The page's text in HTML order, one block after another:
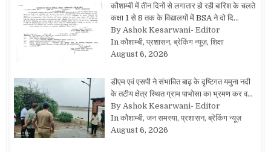
कौशाम्बी में तीन दिनों से लगातार हो रही बारिश के चलते
कक्षा 1 से 8 तक के विद्यालयों में BSA ने दो दि…
By Ashok Kesarwani- Editor
In कौशाम्बी, प्रशासन, ब्रेकिंग न्यूज़, शिक्षा
August 6, 2026
डीएम एवं एसपी ने संभावित बाढ़ के दृष्टिगत यमुना नदी
के तटीय क्षेत्र स्थित ग्राम पाभोसा का भ्रमण कर व…
By Ashok Kesarwani- Editor
In कौशाम्बी, जन समस्या, प्रशासन, ब्रेकिंग न्यूज़
August 6, 2026